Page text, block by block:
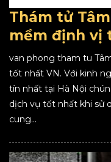
Thám tử
mềm định vị
van phong tham tu
tốt nhất VN. Với kinh
tín nhất tại Hà Nội
dịch vụ tốt nhất khi sử
cung...